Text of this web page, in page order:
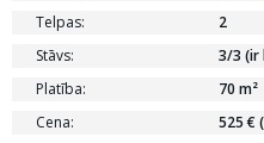
Telpas:
2
Stāvs:
3/3 (ir
Platība:
70 m²
Cena:
525 €